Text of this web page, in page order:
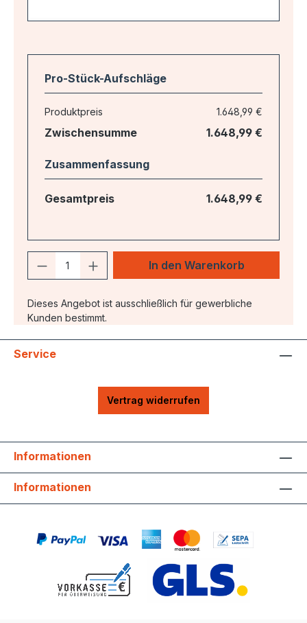
Pro-Stück-Aufschläge
Produktpreis 1.648,99 €
Zwischensumme 1.648,99 €
Zusammenfassung
Gesamtpreis 1.648,99 €
Produkt Anzahl: Gib den
In den Warenkorb
Dieses Angebot ist ausschließlich für gewerbliche
Kunden bestimmt.
Service
Vertrag widerrufen
Informationen
Informationen